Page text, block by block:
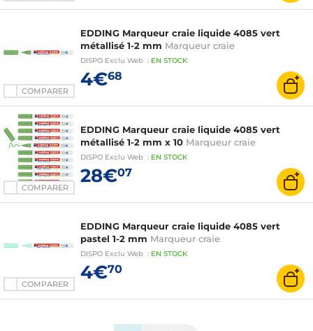
COMPARER
EDDING Marqueur craie liquide 4085 vert
métallisé 1-2 mm Marqueur craie
DISPO Exclu Web : EN STOCK
4€68
COMPARER
EDDING Marqueur craie liquide 4085 vert
métallisé 1-2 mm x 10 Marqueur craie
DISPO Exclu Web : EN STOCK
28€07
COMPARER
EDDING Marqueur craie liquide 4085 vert
pastel 1-2 mm Marqueur craie
DISPO Exclu Web : EN STOCK
4€70